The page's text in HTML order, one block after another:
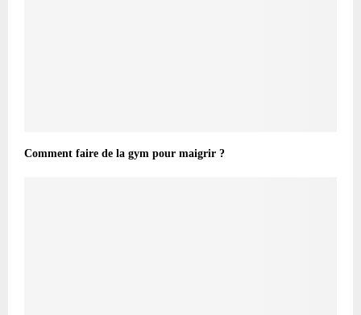
Comment faire de la gym pour maigrir ?